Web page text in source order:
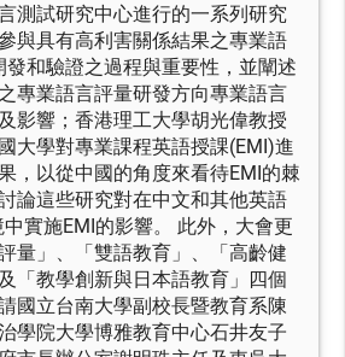
測試研究中心進行的一系列研究
與具有高利害關係結果之專業語
發和驗證之過程與重要性，並闡述
專業語言評量研發方向專業語言
影響；香港理工大學胡光偉教授
大學對專業課程英語授課(EMI)進
，以從中國的角度來看待EMI的棘
論這些研究對在中文和其他英語
實施EMI的影響。 此外，大會更
量」、「雙語教育」、「高齡健
「教學創新與日本語教育」四個
國立台南大學副校長暨教育系陳
學院大學博雅教育中心石井友子